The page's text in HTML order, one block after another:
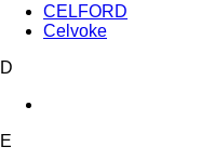
CELFORD
Celvoke
D
E